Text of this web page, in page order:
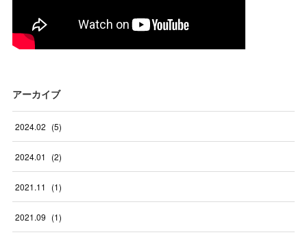
アーカイブ
2024.02 (5)
2024.01 (2)
2021.11 (1)
2021.09 (1)